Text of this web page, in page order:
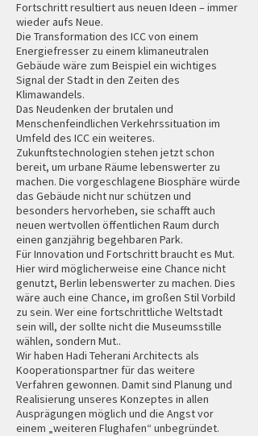
Fortschritt resultiert aus neuen Ideen – immer
wieder aufs Neue.
Die Transformation des ICC von einem
Energiefresser zu einem klimaneutralen
Gebäude wäre zum Beispiel ein wichtiges
Signal der Stadt in den Zeiten des
Klimawandels.
Das Neudenken der brutalen und
Menschenfeindlichen Verkehrssituation im
Umfeld des ICC ein weiteres.
Zukunftstechnologien stehen jetzt schon
bereit, um urbane Räume lebenswerter zu
machen. Die vorgeschlagene Biosphäre würde
das Gebäude nicht nur schützen und
besonders hervorheben, sie schafft auch
neuen wertvollen öffentlichen Raum durch
einen ganzjährig begehbaren Park.
Für Innovation und Fortschritt braucht es Mut.
Hier wird möglicherweise eine Chance nicht
genutzt, Berlin lebenswerter zu machen. Dies
wäre auch eine Chance, im großen Stil Vorbild
zu sein. Wer eine fortschrittliche Weltstadt
sein will, der sollte nicht die Museumsstille
wählen, sondern Mut..
Wir haben Hadi Teherani Architects als
Kooperationspartner für das weitere
Verfahren gewonnen. Damit sind Planung und
Realisierung unseres Konzeptes in allen
Ausprägungen möglich und die Angst vor
einem „weiteren Flughafen“ unbegründet.